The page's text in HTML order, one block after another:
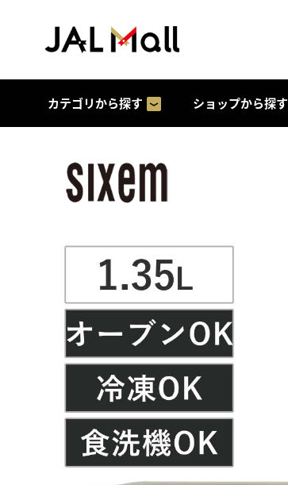
カテゴリから探す ショップから探す